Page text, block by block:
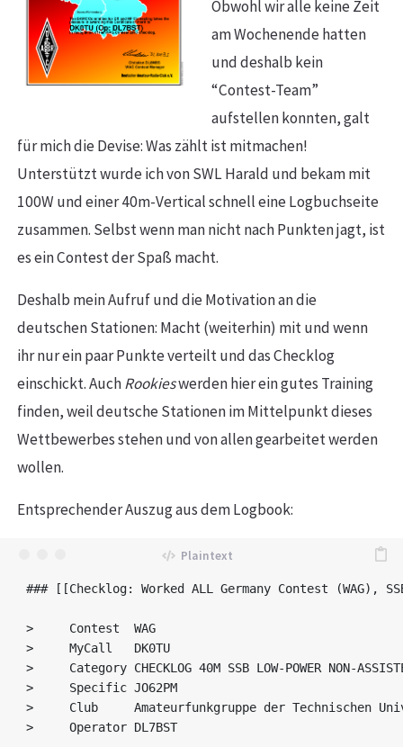
Obwohl wir alle keine Zeit
am Wochenende hatten
und deshalb kein
“Contest-Team”
aufstellen konnten, galt
für mich die Devise: Was zählt ist mitmachen!
Unterstützt wurde ich von SWL Harald und bekam mit
100W und einer 40m-Vertical schnell eine Logbuchseite
zusammen. Selbst wenn man nicht nach Punkten jagt, ist
es ein Contest der Spaß macht.
Deshalb mein Aufruf und die Motivation an die
deutschen Stationen: Macht (weiterhin) mit und wenn
ihr nur ein paar Punkte verteilt und das Checklog
einschickt. AuchRookieswerden hier ein gutes Training
finden, weil deutsche Stationen im Mittelpunkt dieses
Wettbewerbes stehen und von allen gearbeitet werden
wollen.
Entsprechender Auszug aus dem Logbook:
### [[Checklog: Worked ALL Germany Contest (WAG),
>     Contest  WAG
>     MyCall   DK0TU
>     Category CHECKLOG 40M SSB LOW-POWER NON-
>     Specific JO62PM
>     Club     Amateurfunkgruppe der Technischen
>     Operator DL7BST